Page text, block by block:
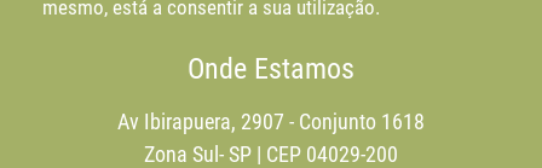
mesmo, está a consentir a sua utilização.
Onde Estamos
Av Ibirapuera, 2907 - Conjunto 1618
Zona Sul- SP | CEP 04029-200